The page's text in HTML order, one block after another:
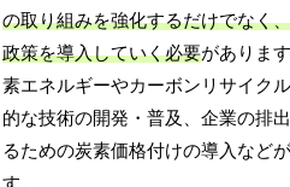
の取り組みを強化するだけでなく
政策を導入していく必要がありま
素エネルギーやカーボンリサイク
的な技術の開発・普及、企業の排
るための炭素価格付けの導入など